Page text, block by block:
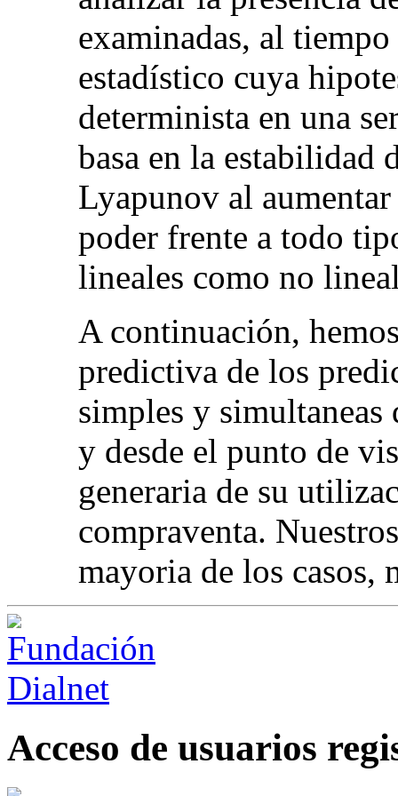
examinadas, al
estadístico cuya
determinista en una
basa en la estabilidad
Lyapunov al
poder frente a todo
lineales como no
A continuación,
predictiva de los
simples y simultaneas
y desde el punto de
generaria de su
compraventa.
mayoria de los casos,
Acceso de usuarios